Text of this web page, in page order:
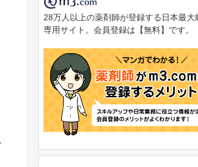
28万人以上の薬剤師が登録する日本最大
専用サイト。会員登録は【無料】です。